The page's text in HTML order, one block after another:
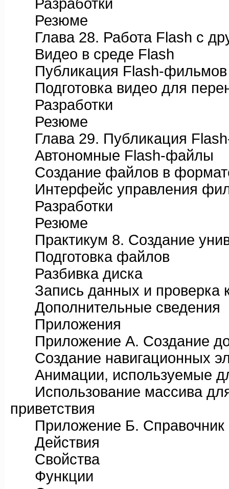
Разработки
Резюме
Глава 28. Работа Flash с
Видео в среде Flash
Публикация Flash-фильмов
Подготовка видео для
Разработки
Резюме
Глава 29. Публикация
Автономные Flash-файлы
Создание файлов в
Интерфейс управления
Разработки
Резюме
Практикум 8. Создание
Подготовка файлов
Разбивка диска
Запись данных и проверка
Дополнительные сведения
Приложения
Приложение А. Создание
Создание навигационных
Анимации, используемые
Использование массива для
приветствия
Приложение Б. Справочник
Действия
Свойства
Функции